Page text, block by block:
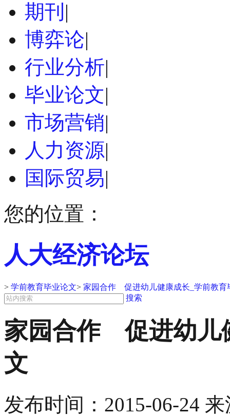
期刊 |
博弈论|
行业分析|
毕业论文|
市场营销|
人力资源|
国际贸易|
您的位置：
人大经济论坛
> 学前教育毕业论文> 家园合作 促进幼儿健康成长_学前教育
搜索
家园合作 促进幼儿
文
发布时间： 2015-06-24 来